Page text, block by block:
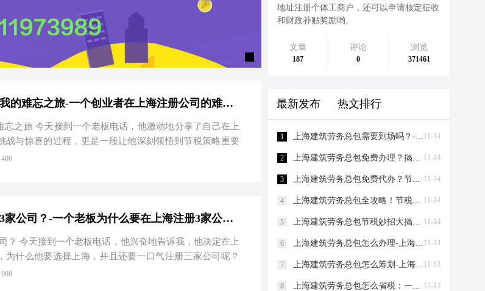
上海创业记：从注册到节税，我的难忘之旅-一个创业者在上海注册公司的难忘经历
忘之旅 今天接到一个老板电话，他激动地分享了自己在上
战与惊喜的过程，更是一段让他深刻领悟到节税策略重要
当时，他怀揣着满腔热血，准备在上海这片繁华土地上开
营过程中，他逐渐意识到，合理的税务规划对于企业的生
一个老板为什么要在上海注册3家公司？-一个老板为什么要在上海注册3家公司？
？ 今天接到一个老板电话，他兴奋地告诉我，他决定在上
为什么他要选择上海，并且还要一口气注册三家公司呢？
之处。 上海作为中国的经济中心，拥有得天独厚的商业
地址注册个体工商户，还可以申请核定征收
和财政补贴奖励哟。
文章
187
评论
0
浏览
371461
最新发布 热文排行
11-14
1 上海建筑劳务总包需要到场吗？-上海建筑劳务总包需要到场吗？
11-14
2 上海建筑劳务总包免费办理？揭秘节税新策略！-上海建筑劳务总包免费办理吗？
11-14
3 上海建筑劳务总包免费代办？节税秘籍大揭秘！-上海建筑劳务总包免费代办吗？
11-14
4 上海建筑劳务总包全攻略！节税妙招大揭秘，老板必看！-上海建筑劳务总包流程和要求
11-14
5 上海建筑劳务总包节税妙招大揭秘！老板必看，省到就是赚到！-上海建筑劳务总包怎么节税
11-13
6 上海建筑劳务总包怎么办理-上海建筑劳务总包怎么办理
11-13
7 上海建筑劳务总包怎么筹划-上海建筑劳务总包怎么筹划
11-13
8 上海建筑劳务总包怎么省税：一场老板与财税专家的“节税”对话-上海建筑劳务总包怎么省税